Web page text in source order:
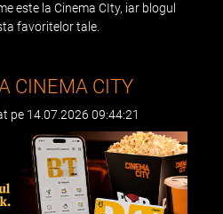
este la Cinema CIty, iar blogul
favoritelor tale.
CINEMA CITY
pe 14.07.2026 09:44:21